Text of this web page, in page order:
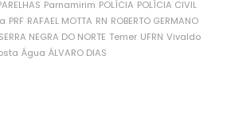
Parnamirim POLÍCIA POLÍCIA CIVIL
PRF RAFAEL MOTTA RN ROBERTO GERMANO
SERRA NEGRA DO NORTE Temer UFRN Vivaldo
Água ÁLVARO DIAS